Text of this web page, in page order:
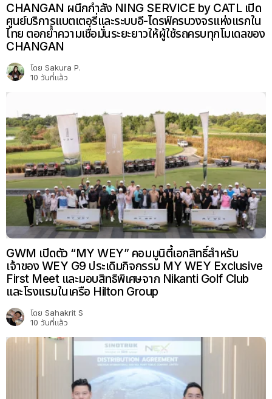
CHANGAN ผนึกกำลัง NING SERVICE by CATL เปิด
ศูนย์บริการแบตเตอรี่และระบบอี-ไดรฟ์ครบวงจรแห่งแรกใน
ไทย ตอกย้ำความเชื่อมั่นระยะยาวให้ผู้ใช้รถครบทุกโมเดลของ
CHANGAN
โดย Sakura P.
10 วันที่แล้ว
GWM เปิดตัว “MY WEY” คอมมูนิตี้เอกสิทธิ์สำหรับ
เจ้าของ WEY G9 ประเดิมกิจกรรม MY WEY Exclusive
First Meet และมอบสิทธิพิเศษจาก Nikanti Golf Club
และโรงแรมในเครือ Hilton Group
โดย Sahakrit S
10 วันที่แล้ว